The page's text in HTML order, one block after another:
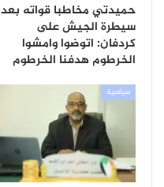
حميدتي مخاطبا قواته بعد
سيطرة الجيش على
كردفان: اتوضوا وامشوا
الخرطوم هدفنا الخرطوم
سياسية